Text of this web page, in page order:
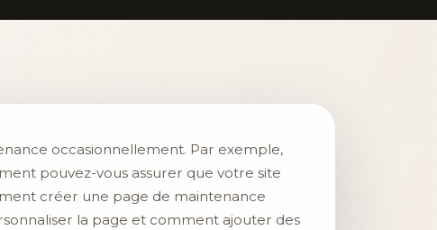
occasionnellement. Par exemple,
pouvez-vous assurer que votre site
créer une page de maintenance
la page et comment ajouter des